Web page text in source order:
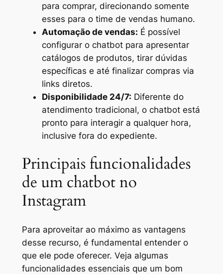
para comprar, direcionando somente
esses para o time de vendas humano.
Automação de vendas: É possível
configurar o chatbot para apresentar
catálogos de produtos, tirar dúvidas
específicas e até finalizar compras via
links diretos.
Disponibilidade 24/7: Diferente do
atendimento tradicional, o chatbot está
pronto para interagir a qualquer hora,
inclusive fora do expediente.
Principais funcionalidades
de um chatbot no
Instagram
Para aproveitar ao máximo as vantagens
desse recurso, é fundamental entender o
que ele pode oferecer. Veja algumas
funcionalidades essenciais que um bom